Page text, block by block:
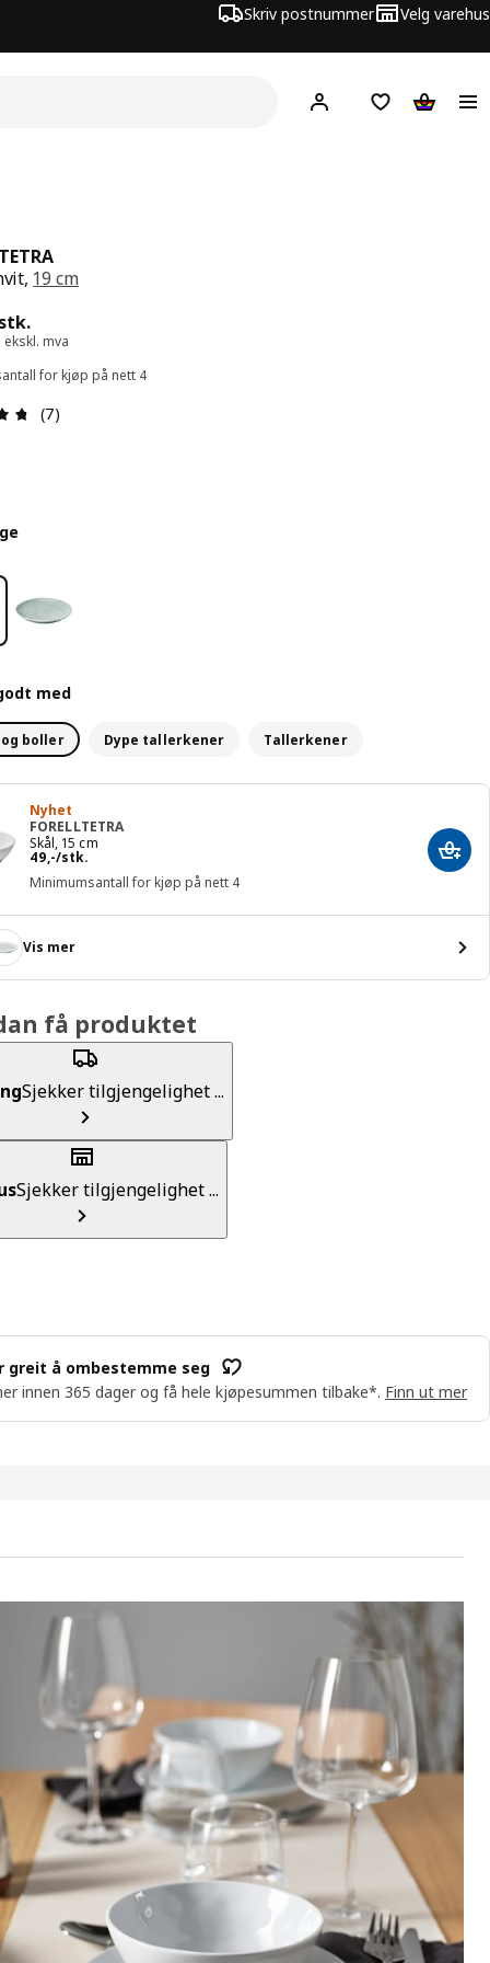
Skriv postnummer Velg varehus
Hej! Logg innHuskeliste
19 cm
stk.
mva
for kjøp på nett 4
Produktomtale: 4.7 ingen kundevurdering 5 stjerner.
(7)
med
boller Dype tallerkener Tallerkener
Nyhet
FORELLTETRA
Skål, 15 cm
49,-/stk.
Pris 49,-/stk.
Minimumsantall for kjøp på nett 4
Legg
Vis mer
få produktet
Sjekker tilgjengelighet ...
Sjekker tilgjengelighet ...
greit å ombestemme seg
innen 365 dager og få hele kjøpesummen tilbake*. Finn ut mer